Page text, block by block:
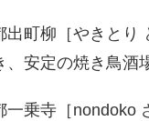
出町柳［やきとり
、安定の焼き鳥酒
一乗寺［nondoko